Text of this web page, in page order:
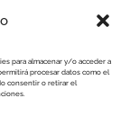
para almacenar y/o acceder a
procesar datos como el
consentir o retirar el